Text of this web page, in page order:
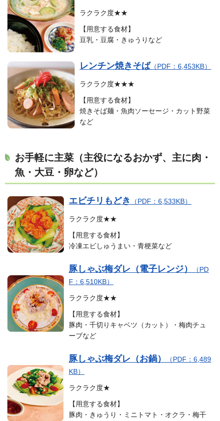
ラクラク度★★
【用意する食材】
豆乳・豆腐・きゅうりなど
レンチン焼きそば（PDF：6,453KB）
ラクラク度★★★
【用意する食材】
焼きそば麺・魚肉ソーセージ・カット野菜
など
お手軽に主菜 （主役になるおかず、主に肉・
魚・大豆・卵など）
エビチリもどき （PDF：6,533KB）
ラクラク度★★
【用意する食材】
冷凍エビしゅうまい・青梗菜など
豚しゃぶ梅ダレ（電子レンジ）
（PD
F：6,510KB）
ラクラク度★★
【用意する食材】
豚肉・千切りキャベツ（カット）・梅肉チュ
ーブなど
豚しゃぶ梅ダレ（お鍋）
（PDF：6,489
KB）
ラクラク度★
【用意する食材】
豚肉・きゅうり・ミニトマト・オクラ・梅干